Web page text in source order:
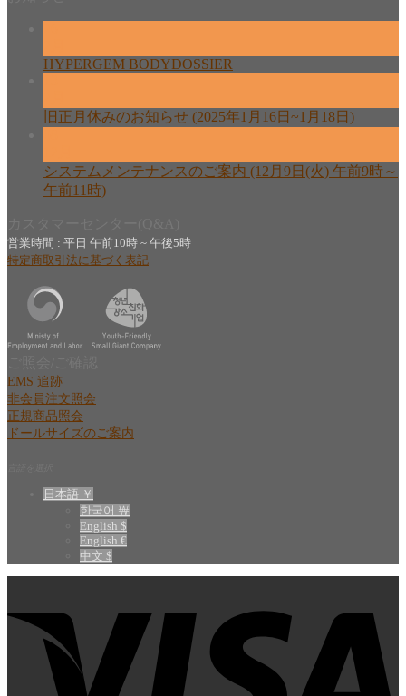
HYPERGEM BODYDOSSIER
旧正月休みのお知らせ (2025年1月16日~1月18日)
システムメンテナンスのご案内 (12月9日(火) 午前9時～
午前11時)
営業時間 : 平日 午前10時 ~ 午後5時
特定商取引法に基づく表記
EMS 追跡
非会員注文照会
正規商品照会
ドールサイズのご案内
日本語 ￥
한국어 ￦
English $
English €
中文 $